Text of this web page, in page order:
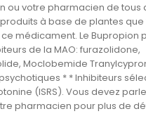
ou votre pharmacien de tous
à base de plantes que
médicament. Le Bupropion
de la MAO: furazolidone,
Moclobemide
* * Inhibiteurs
(ISRS). Vous devez
pharmacien pour plus de